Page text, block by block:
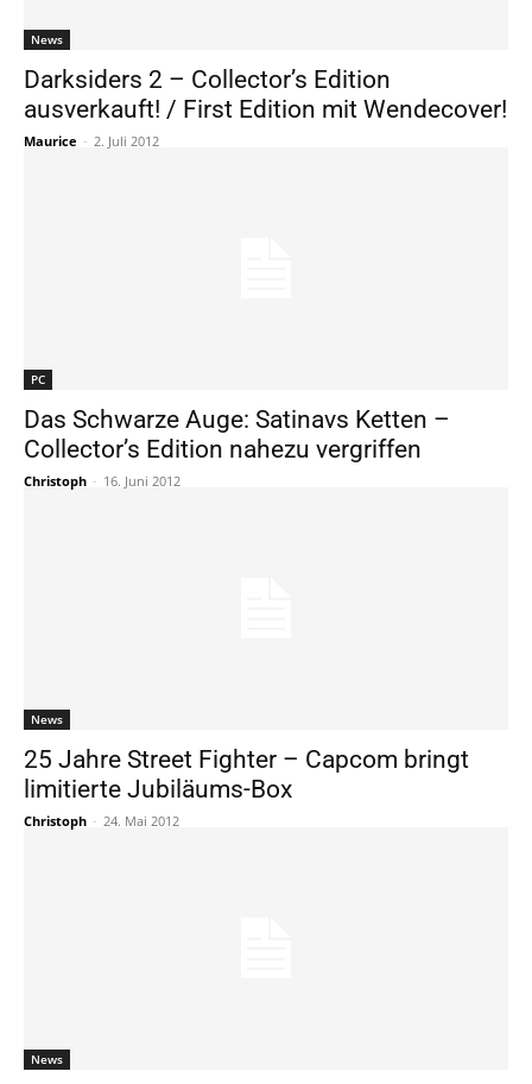
News
Darksiders 2 – Collector’s Edition
ausverkauft! / First Edition mit Wendecover!
Maurice - 2. Juli 2012
PC
Das Schwarze Auge: Satinavs Ketten –
Collector’s Edition nahezu vergriffen
Christoph - 16. Juni 2012
News
25 Jahre Street Fighter – Capcom bringt
limitierte Jubiläums-Box
Christoph - 24. Mai 2012
News